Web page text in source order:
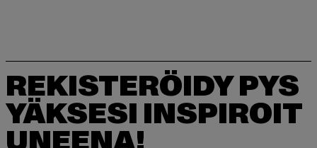
REKISTERÖIDY PYS
YÄKSESI INSPIROIT